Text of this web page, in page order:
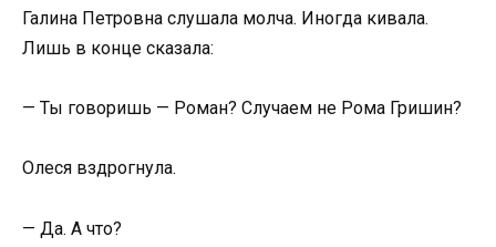
Галина Петровна слушала молча. Иногда кивала.
Лишь в конце сказала:
— Ты говоришь — Роман? Случаем не Рома Гришин?
Олеся вздрогнула.
— Да. А что?